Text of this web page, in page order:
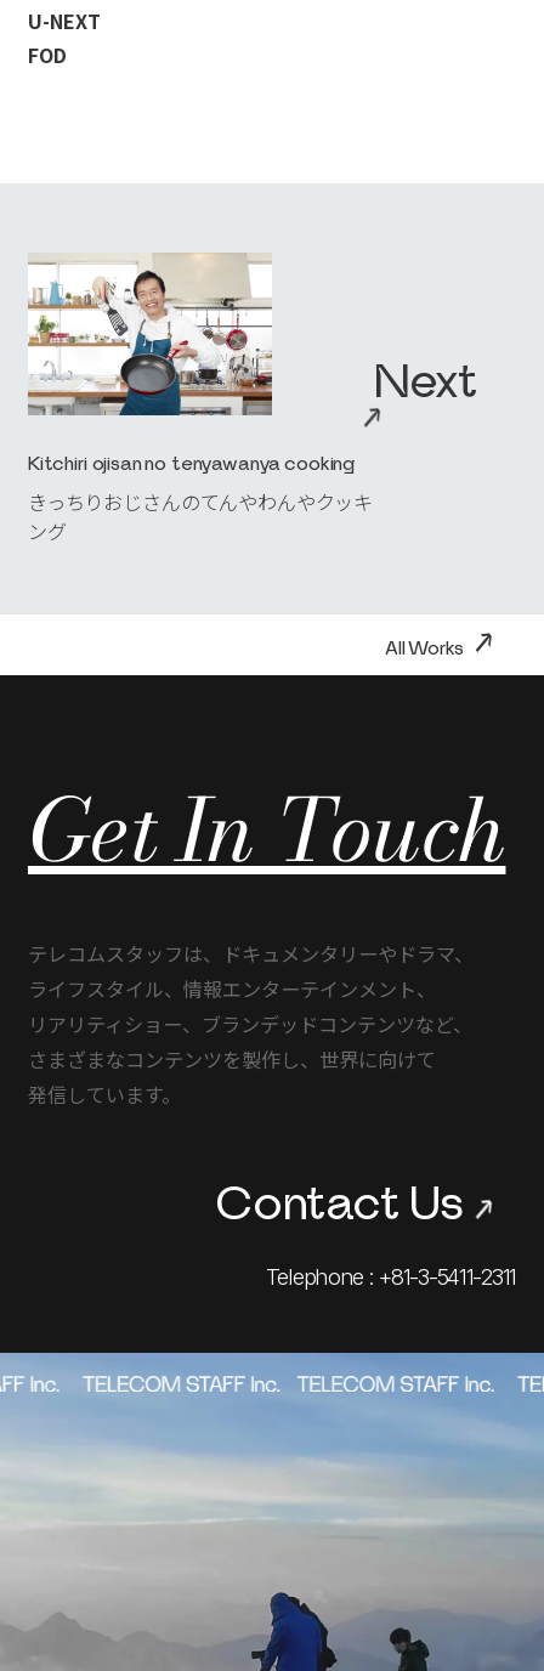
Contact Us→
利用規約
Copyright 2023 TELECOM STAFF Inc. All rights reserved.
U-NEXT
FOD
Kitchiri ojisan no tenyawanya cooking
きっちりおじさんのてんやわんやクッキ
ング
Next
→
All Works→
Get In Touch
テレコムスタッフは、 ドキュメンタリーや ドラマ、
ライフスタイル、 情報エンターテインメント、
リアリティショー、 ブランデッドコンテンツなど、
さまざまなコンテンツを製作し、 世界に向けて
発信しています。
Contact Us→
Telephone : +81-3-5411-2311